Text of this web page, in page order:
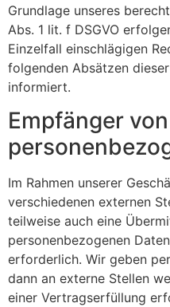
Grundlage unseres
Abs. 1 lit. f DSGVO
Einzelfall einschlägigen
folgenden Absätzen
informiert.
Empfänger von
Im Rahmen unserer
verschiedenen externen
teilweise auch eine
personenbezogenen
erforderlich. Wir geben
dann an externe Stellen
einer Vertragserfüllung